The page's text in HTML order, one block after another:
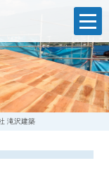
t
o
g
g
l
e
n
a
v
t
i
滝沢建築